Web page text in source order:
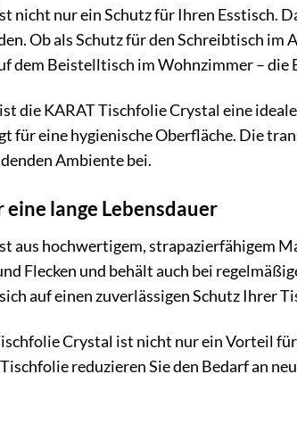
nicht nur ein Schutz für Ihren Esstisch.
Ob als Schutz für den Schreibtisch
dem Beistelltisch im Wohnzimmer –
die KARAT Tischfolie Crystal eine
für eine hygienische Oberfläche. Die
Ambiente bei.
lange Lebensdauer
aus hochwertigem, strapazierfähigem
Flecken und behält auch bei
auf einen zuverlässigen Schutz Ihrer
Crystal ist nicht nur ein Vorteil
reduzieren Sie den Bedarf an